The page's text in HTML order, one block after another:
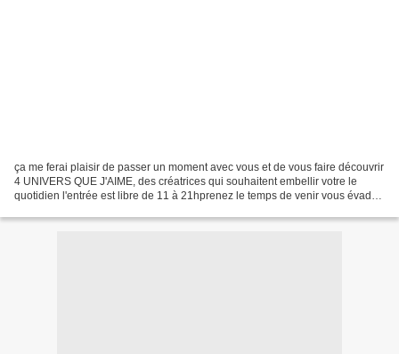
ça me ferai plaisir de passer un moment avec vous et de vous faire découvrir
4 UNIVERS QUE J'AIME, des créatrices qui souhaitent embellir votre le
quotidien l'entrée est libre de 11 à 21hprenez le temps de venir vous évader